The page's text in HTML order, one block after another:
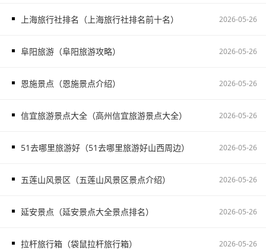
上海旅行社排名（上海旅行社排名前十名） 2026-05-26
阜阳旅游（阜阳旅游攻略） 2026-05-26
恩施景点（恩施景点介绍） 2026-05-26
信宜旅游景点大全（高州信宜旅游景点大全） 2026-05-26
51去哪里旅游好（51去哪里旅游好山西周边） 2026-05-26
五莲山风景区（五莲山风景区景点介绍） 2026-05-26
延安景点（延安景点大全景点排名） 2026-05-26
拉杆旅行箱（袋鼠拉杆旅行箱） 2026-05-26